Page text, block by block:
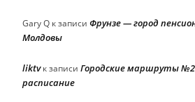
Gary Q к записи Фрунзе — город
Молдовы
liktvк записи Городские маршруты
расписание